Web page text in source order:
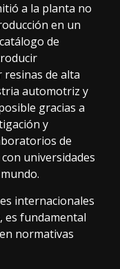
a la planta no
en un
de
de alta
automotriz y
gracias a
y
de
universidades
internacionales
es fundamental
normativas